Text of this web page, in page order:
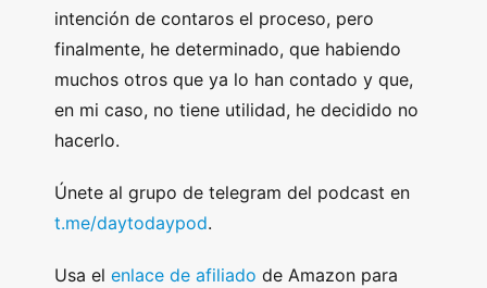
intención de contaros el proceso, pero
finalmente, he determinado, que habiendo
muchos otros que ya lo han contado y que,
en mi caso, no tiene utilidad, he decidido no
hacerlo.
Únete al grupo de telegram del podcast en
t.me/daytodaypod.
Usa el enlace de afiliado de Amazon para